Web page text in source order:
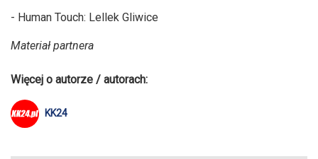
- Human Touch: Lellek Gliwice
Materiał partnera
Więcej o autorze / autorach:
KK24